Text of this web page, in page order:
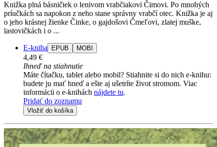
Knižka plná básničiek o lenivom vrabčiakovi Čimovi. Po mnohých
príučkách sa napokon z neho stane správny vrabčí otec. Knižka je aj
o jeho krásnej žienke Činke, o gajdošovi Čmeľovi, zlatej muške,
lastovičkách i o ...
E-kniha EPUB MOBI
4,49 €
Ihneď na stiahnutie
Máte čítačku, tablet alebo mobil? Stiahnite si do nich e-knihu:
budete ju mať hneď a ešte aj ušetríte život stromom. Viac
informácii o e-knihách nájdete tu.
Pridať do zoznamu
Vložiť do košíka